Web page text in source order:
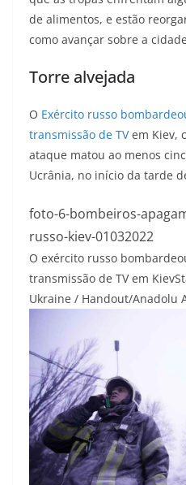
de alimentos, e estão
como avançar sobre a
Torre alvejada
O Exército russo
transmissão de TVem Kiev,
ataque matou ao menos
Ucrânia, no início da tarde
foto-6-bombeiros-
russo-kiev-01032022
O exército russo
transmissão de TV em Kiev
Ukraine / Handout/Anadolu